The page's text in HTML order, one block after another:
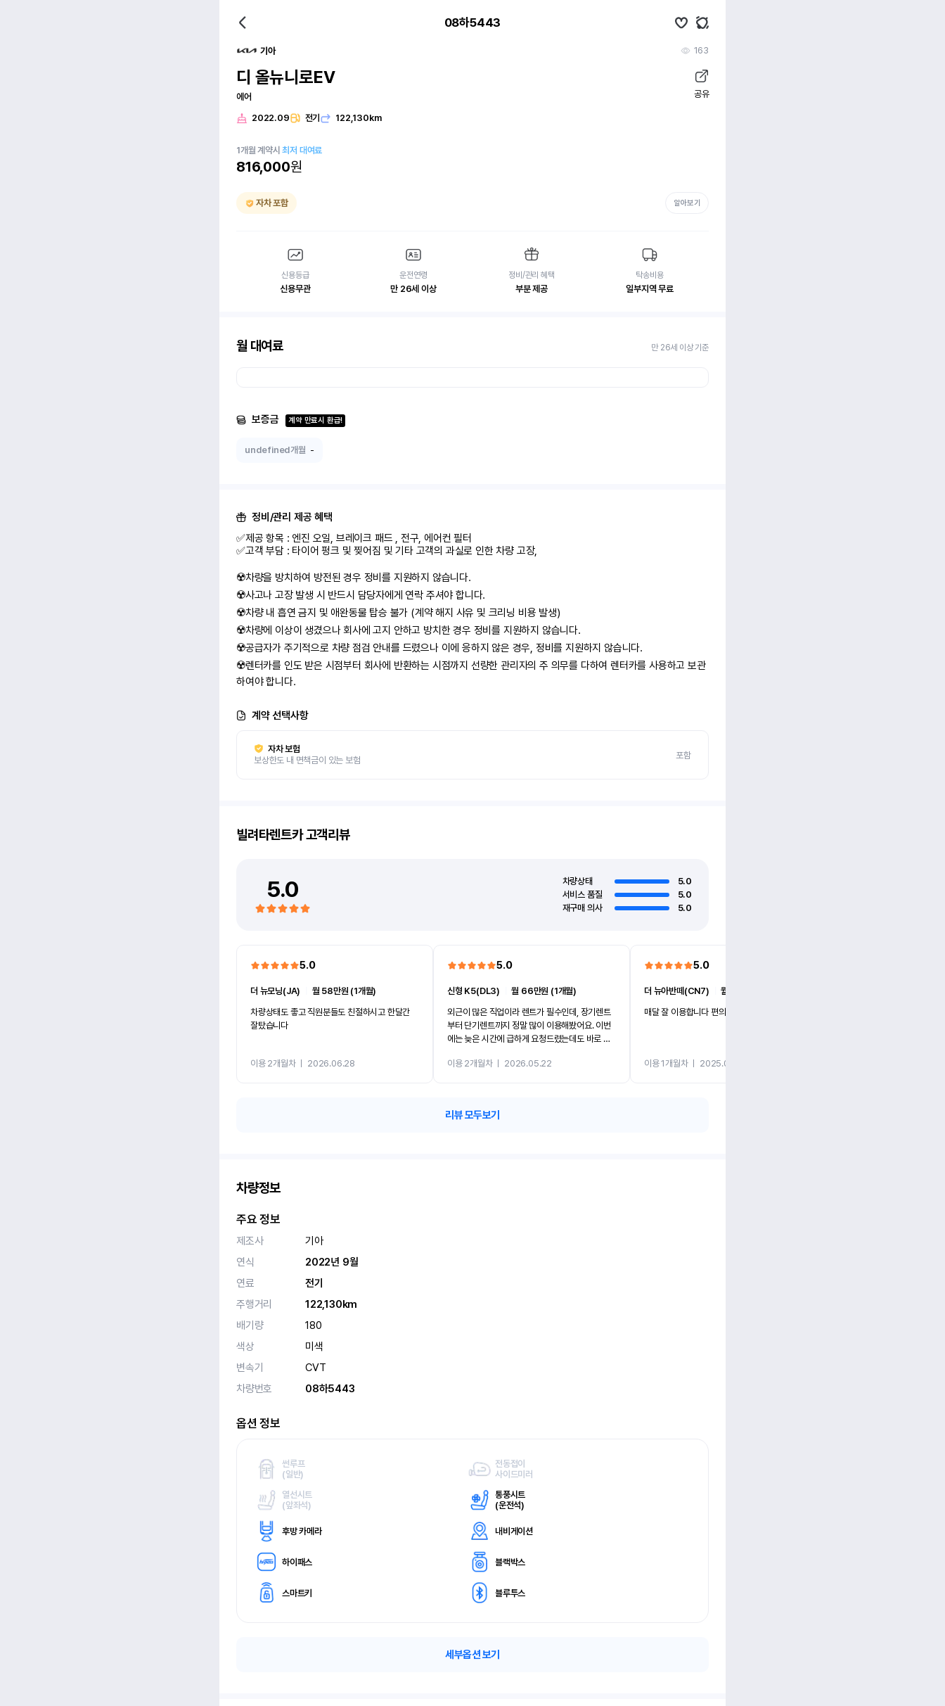
08하5443
기아 163
디 올뉴니로EV
에어 공유
2022.09 전기 122,130km
1개월 계약시최저 대여료
816,000원
자차 포함 알아보기
신용등급
신용무관
운전연령
만 26세 이상
정비/관리 혜택
부분 제공
탁송비용
일부지역 무료
월 대여료 만 26세 이상 기준
보증금 계약 만료시 환급!
undefined개월 -
정비/관리 제공 혜택
✅제공 항목 : 엔진 오일, 브레이크 패드 , 전구, 에어컨 필터
✅고객 부담 : 타이어 펑크 및 찢어짐 및 기타 고객의 과실로 인한 차량 고장,
☢️차량을 방치하여 방전된 경우 정비를 지원하지 않습니다.
☢️사고나 고장 발생 시 반드시 담당자에게 연락 주셔야 합니다.
☢️차량 내 흡연 금지 및 애완동물 탑승 불가 (계약 해지 사유 및 크리닝 비용 발생)
☢️차량에 이상이 생겼으나 회사에 고지 안하고 방치한 경우 정비를 지원하지 않습니다.
☢️공급자가 주기적으로 차량 점검 안내를 드렸으나 이에 응하지 않은 경우, 정비를 지원하지 않습니다.
☢️렌터카를 인도 받은 시점부터 회사에 반환하는 시점까지 선량한 관리자의 주 의무를 다하여 렌터카를 사용하고 보관
하여야 합니다.
계약 선택사항
자차 보험
보상한도 내 면책금이 있는 보험
포함
빌려타렌트카고객리뷰
5.0 차량상태
5.0
서비스 품질
5.0
재구매 의사
5.0
5.0
더 뉴모닝(JA)
월 58만원 (1개월)
차량상태도 좋고 직원분들도 친절하시고 한달간
잘탔습니다
이용 2개월차ㅣ 2026.06.28
5.0
신형 K5(DL3) ㅣ월 66만원 (1개월)
외근이 많은 직업이라 렌트가 필수인데, 장기렌트
부터 단기렌트까지 정말 많이 이용해봤어요. 이번
에는 늦은 시간에 급하게 요청드렸는데도 바로 집
무엇보다 직원분들의 친절함부터 차량 관리 상태
특히 여성분들께 더 추천드리고 싶어요. 차량 관리
이용 2개월차ㅣ 2026.05.22
5.0
더 뉴아반떼(CN7) ㅣ월 72만원 (1개월)
매달 잘 이용합니다 편의를 봐주셔서 감샤합니다
이용 1개월차ㅣ 2025.07.30
리뷰 모두보기
차량정보
주요 정보
제조사
기아
연식
2022년 9월
연료
전기
주행거리
122,130km
배기량
180
색상
미색
변속기
CVT
차량번호
08하5443
옵션 정보
썬루프
(일반)
전동접이
사이드미러
열선시트
(앞좌석)
통풍시트
(운전석)
후방 카메라 내비게이션
하이패스 블랙박스
스마트키 블루투스
세부옵션 보기